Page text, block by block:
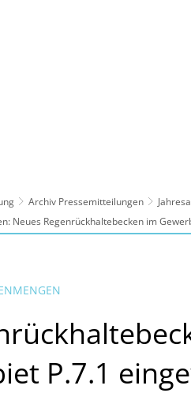
Archiv Pressemitteilungen
Neues Regenrückhaltebecken im
P.7.1